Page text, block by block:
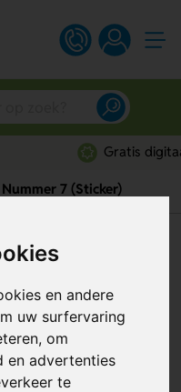
en andere
uw surfervaring
om
en advertenties
te
Nummer 7 (Sticker)